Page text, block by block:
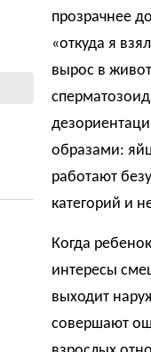
прозрачнее
«откуда я
вырос в
образами:
работают
категорий и
Когда
интересы
выходит
совершают